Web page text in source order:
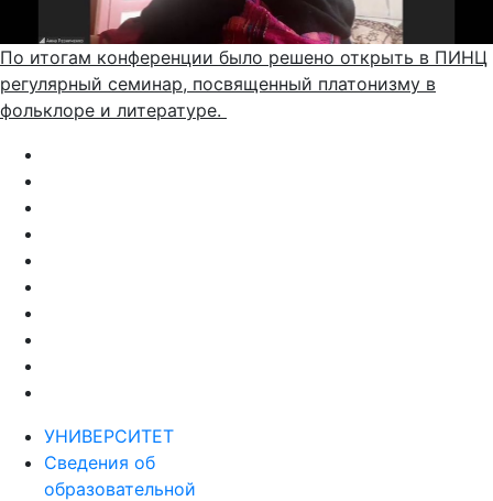
По итогам конференции было решено открыть в ПИНЦ
регулярный семинар, посвященный платонизму в
фольклоре и литературе.
УНИВЕРСИТЕТ
Сведения об
образовательной